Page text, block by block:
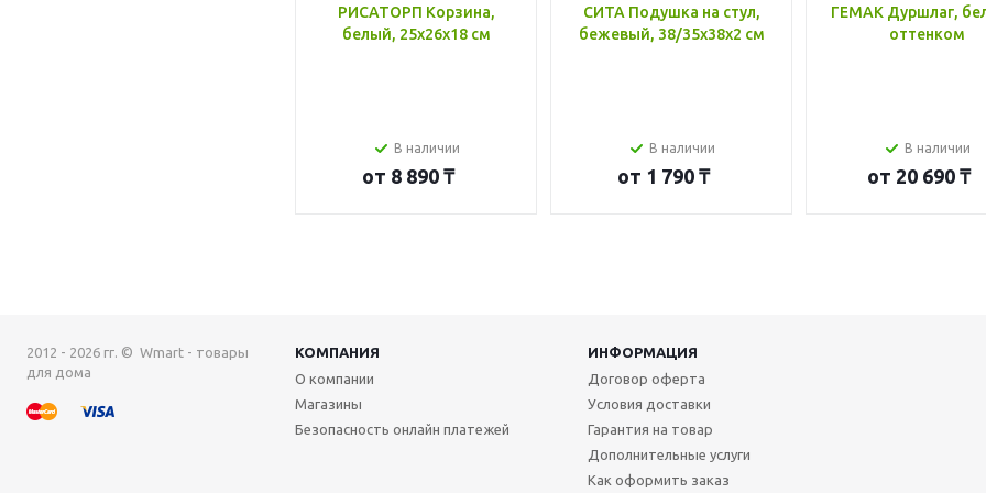
РИСАТОРП Корзина,
белый, 25x26x18 см
В наличии
от 8 890 ₸
СИТА Подушка на стул,
бежевый, 38/35x38x2 см
В наличии
от 1 790 ₸
ГЕМАК Дуршлаг,
оттенком
В наличии
от 20 690 ₸
2012 - 2026 гг. © Wmart - товары
для дома
КОМПАНИЯ
ИНФОРМАЦИЯ
О компании
Магазины
Безопасность онлайн платежей
Договор оферта
Условия доставки
Гарантия на товар
Дополнительные услуги
Как оформить заказ